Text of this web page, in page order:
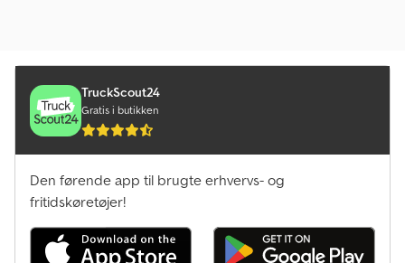
TruckScout24
Gratis i butikken
Den førende app til brugte erhvervs- og
fritidskøretøjer!